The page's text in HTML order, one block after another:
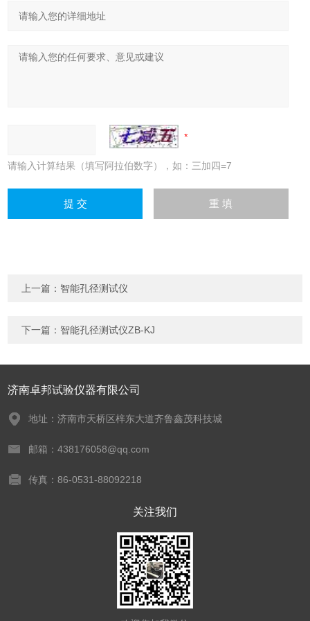
请输入计算结果（填写阿拉伯数字），如：三加四=7
上一篇： 智能孔径测试仪
下一篇： 智能孔径测试仪ZB-KJ
济南卓邦试验仪器有限公司
地址：济南市天桥区梓东大道齐鲁鑫茂科技城
邮箱：438176058@qq.com
传真：86-0531-88092218
关注我们